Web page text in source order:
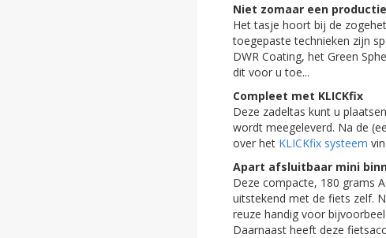
Niet zomaar een
Het tasje hoort bij de
toegepaste technieken zijn
DWR Coating, het Green
dit voor u toe...
Compleet met KLICKfix
Deze zadeltas kunt u
wordt meegeleverd. Na de
over het KLICKfix systeem
Apart afsluitbaar mini
Deze compacte, 180 grams
uitstekend met de fiets zelf.
reuze handig voor
Daarnaast heeft deze